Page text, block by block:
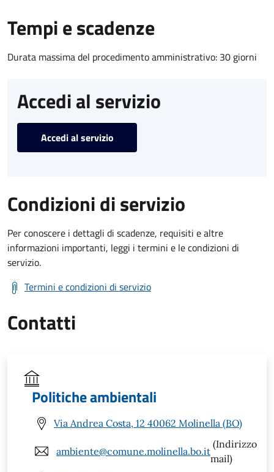
Tempi e scadenze
Durata massima del procedimento amministrativo: 30 giorni
Accedi al servizio
Accedi al servizio
Condizioni di servizio
Per conoscere i dettagli di scadenze, requisiti e altre
informazioni importanti, leggi i termini e le condizioni di
servizio.
Termini e condizioni di servizio
Contatti
Politiche ambientali
Via Andrea Costa, 12 40062 Molinella (BO)
ambiente@comune.molinella.bo.it
(Indirizzo
mail)